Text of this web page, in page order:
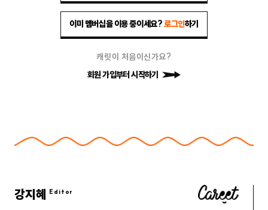
이미 멤버십을 이용 중이세요?로그인하기
캐릿이 처음이신가요?
회원 가입부터 시작하기
강지혜